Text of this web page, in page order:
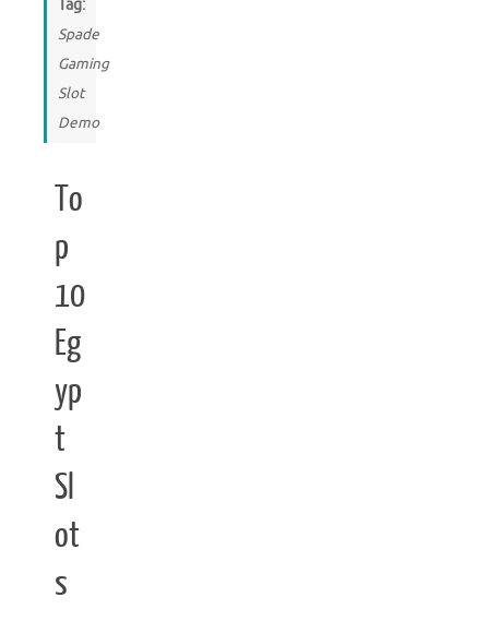
Tag:
Spade
Gaming
Slot
Demo
To
p
10
Eg
yp
t
Sl
ot
s